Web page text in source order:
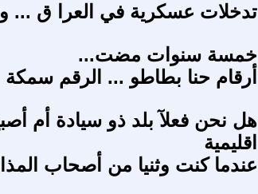
تدخلات عسكرية في العرا ق ...
خمسة سنوات مضت...
أرقام حنا بطاطو ... الرقم سمكة
هل نحن فعلآ بلد ذو سيادة أم
اقليمية
عندما كنت وثنيا من أصحاب